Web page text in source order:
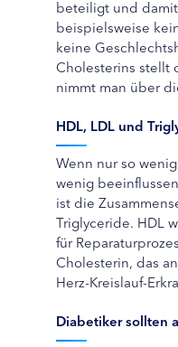
beteiligt und
beispielsweise
keine
Cholesterins stellt
nimmt man über
HDL, LDL und
Wenn nur so
wenig
ist die
Triglyceride. HDL
für
Cholesterin, das
Herz-Kreislauf-
Diabetiker sollten